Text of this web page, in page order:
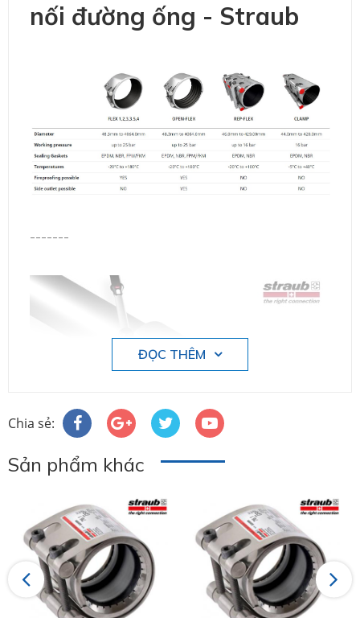
nối đường ống - Straub
-------
ĐỌC THÊM
Chia sẻ:
Sản phẩm khác
Previous Next